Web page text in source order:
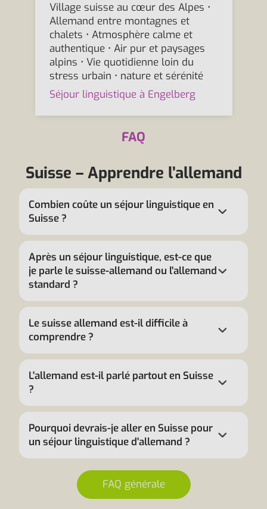
Village suisse au cœur des Alpes •
Allemand entre montagnes et
chalets • Atmosphère calme et
authentique • Air pur et paysages
alpins • Vie quotidienne loin du
stress urbain • nature et sérénité
Séjour linguistique à Engelberg
FAQ
Suisse – Apprendre l’allemand
Combien coûte un séjour linguistique en
Suisse ?
Après un séjour linguistique, est-ce que
je parle le suisse-allemand ou l'allemand
standard ?
Le suisse allemand est-il difficile à
comprendre ?
L'allemand est-il parlé partout en Suisse
?
Pourquoi devrais-je aller en Suisse pour
un séjour linguistique d'allemand ?
FAQ générale